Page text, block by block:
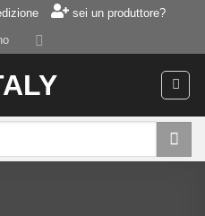
sei un produttore?